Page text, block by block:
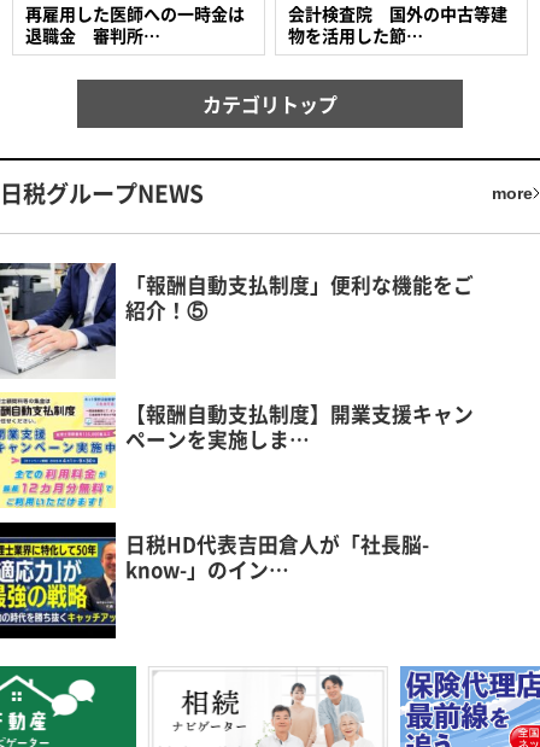
会計検査院 国外の中古等建
物を活用した節…
再雇用した医師への一時金は
退職金 審判所…
カテゴリトップ
日税グループNEWS more
「報酬自動支払制度」便利な機能をご
紹介！⑤
【報酬自動支払制度】開業支援キャン
ペーンを実施しま…
日税HD代表吉田倉人が「社長脳-
know-」のイン…